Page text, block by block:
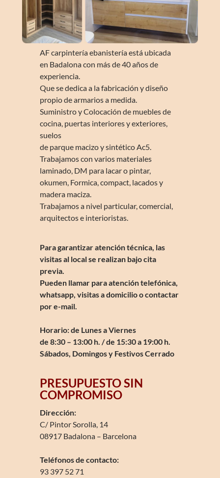
AF carpintería ebanistería está ubicada
en Badalona con más de 40 años de
experiencia.
Que se dedica a la fabricación y diseño
propio de armarios a medida.
Suministro y Colocación de muebles de
cocina, puertas interiores y exteriores,
suelos
de parque macizo y sintético Ac5.
Trabajamos con varios materiales
laminado, DM para lacar o pintar,
okumen, Formica, compact, lacados y
madera maciza.
Trabajamos a nivel particular, comercial,
arquitectos e interioristas.
Para garantizar atención técnica, las
visitas al local se realizan bajo cita
previa.
Pueden llamar para atención telefónica,
whatsapp, visitas a domicilio o contactar
por e-mail.
Horario: de Lunes a Viernes
de 8:30 – 13:00 h. / de 15:30 a 19:00 h.
Sábados, Domingos y Festivos Cerrado
PRESUPUESTO SIN
COMPROMISO
Dirección:
C/ Pintor Sorolla, 14
08917 Badalona – Barcelona
Teléfonos de contacto:
93 397 52 71